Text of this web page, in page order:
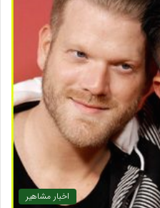
اخبار مشاهیر